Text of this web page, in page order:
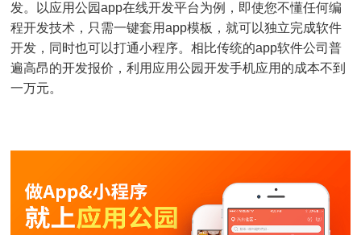
发。以应用公园app在线开发平台为例，即使您不懂任何编
程开发技术，只需一键套用app模板，就可以独立完成软件
开发，同时也可以打通小程序。相比传统的app软件公司普
遍高昂的开发报价，利用应用公园开发手机应用的成本不到
一万元。